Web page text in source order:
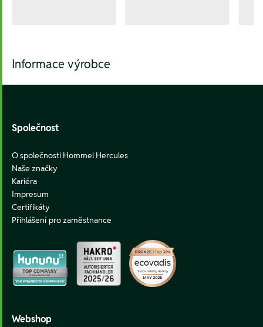
Informace výrobce
Footer
Společnost
O společnosti Hommel Hercules
Naše značky
Kariéra
Impresum
Certifikáty
Přihlášení pro zaměstnance
Webshop